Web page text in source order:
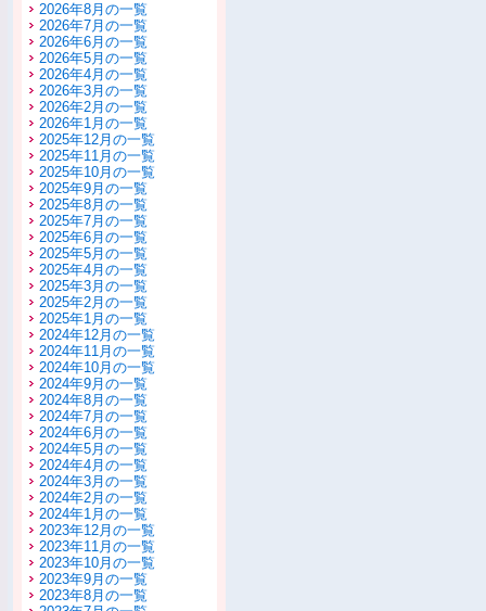
2026年8月の一覧
2026年7月の一覧
2026年6月の一覧
2026年5月の一覧
2026年4月の一覧
2026年3月の一覧
2026年2月の一覧
2026年1月の一覧
2025年12月の一覧
2025年11月の一覧
2025年10月の一覧
2025年9月の一覧
2025年8月の一覧
2025年7月の一覧
2025年6月の一覧
2025年5月の一覧
2025年4月の一覧
2025年3月の一覧
2025年2月の一覧
2025年1月の一覧
2024年12月の一覧
2024年11月の一覧
2024年10月の一覧
2024年9月の一覧
2024年8月の一覧
2024年7月の一覧
2024年6月の一覧
2024年5月の一覧
2024年4月の一覧
2024年3月の一覧
2024年2月の一覧
2024年1月の一覧
2023年12月の一覧
2023年11月の一覧
2023年10月の一覧
2023年9月の一覧
2023年8月の一覧